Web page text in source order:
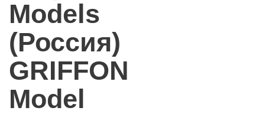
Models
(Россия)
GRIFFON
Model